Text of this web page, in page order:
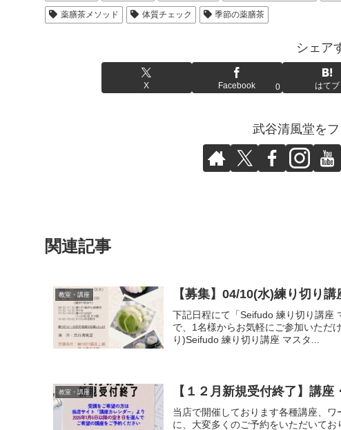
薬膳茶メソッド 体質チェック 季節の薬膳茶
シェア
X Facebook 0 はてブ
武谷清風堂を
関連記事
教室・講座 【募集】04/10(水)練り切り
下記日程にて「Seifudo 練り切り講
で、1名様からお気軽にご参加いただ
り)Seifudo 練り切り講座 マスタ...
教室・講座 【１２月新規受付終了】講
当店で開催しております各種講座、
に、大変多くのご予約をいただいて